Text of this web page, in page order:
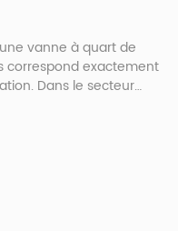
vanne à quart de
correspond exactement
Dans le secteur
le goulot
à passage réduit,
et les frais